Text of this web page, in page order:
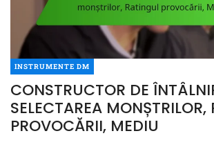
INSTRUMENTE DM
CONSTRUCTOR DE
SELECTAREA MONȘTRILOR,
PROVOCĂRII, MEDIU